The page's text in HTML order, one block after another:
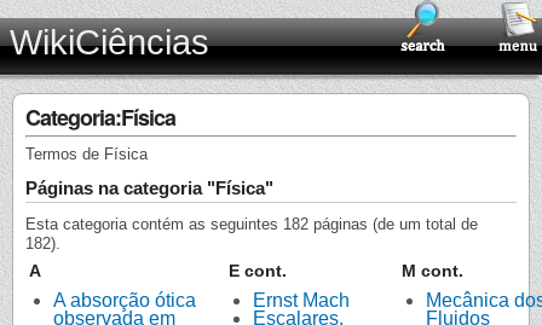
WikiCiências
Categoria:Física
Termos de Física
Páginas na categoria "Física"
Esta categoria contém as seguintes 182 páginas (de um total de
182).
A
A absorção ótica
observada em
E cont.
Ernst Mach
Escalares,
M cont.
Mecânica
Fluidos